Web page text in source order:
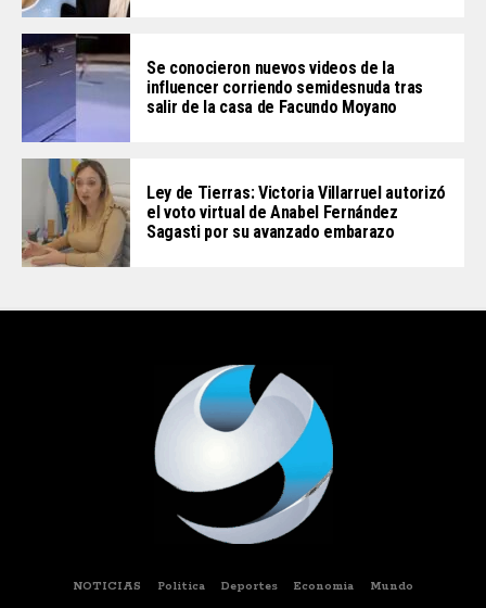
Se conocieron nuevos videos de la
influencer corriendo semidesnuda tras
salir de la casa de Facundo Moyano
Ley de Tierras: Victoria Villarruel autorizó
el voto virtual de Anabel Fernández
Sagasti por su avanzado embarazo
NOTICIAS Politica Deportes Economia Mundo